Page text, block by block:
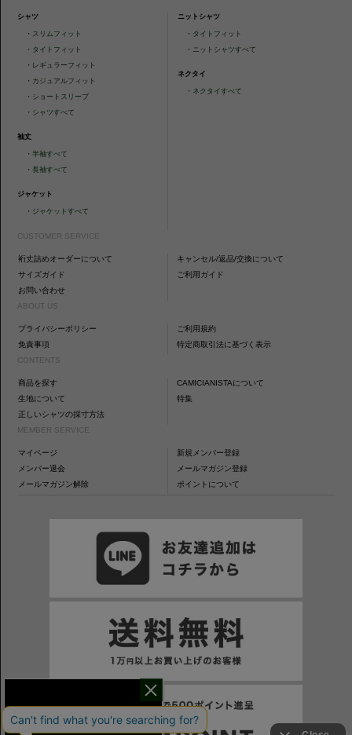
シャツ
・ スリムフィット
・ タイトフィット
・ レギュラーフィット
・ カジュアルフィット
・ ショートスリーブ
・ シャツすべて
袖丈
・半袖すべて
・長袖すべて
ジャケット
・ ジャケットすべて
ニットシャツ
・ タイトフィット
・ ニットシャツすべて
ネクタイ
・ ネクタイすべて
CUSTOMER SERVICE
裄丈詰めオーダーについて
キャンセル/返品/交換について
サイズガイド
ご利用ガイド
お問い合わせ
ABOUT US
プライバシーポリシー
ご利用規約
免責事項
特定商取引法に基づく表示
CONTENTS
商品を探す
CAMICIANISTAについて
生地について
特集
正しいシャツの採寸方法
MEMBER SERVICE
マイページ
新規メンバー登録
メンバー退会
メールマガジン登録
メールマガジン解除
ポイントについて